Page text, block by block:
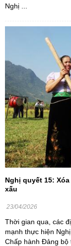
Nghị ...
Nghị quyết 15:
xấu
23/04/2026
Thời gian qua, các
mạnh thực hiện
Chấp hành Đảng bộ